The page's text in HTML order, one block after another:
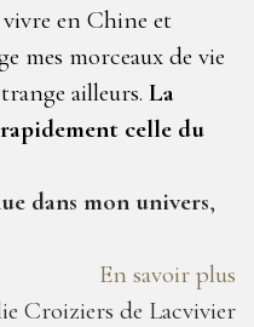
en Chine et
mes morceaux de vie
ailleurs. La
celle du
dans mon univers,
En savoir plus
Croiziers de Lacvivier